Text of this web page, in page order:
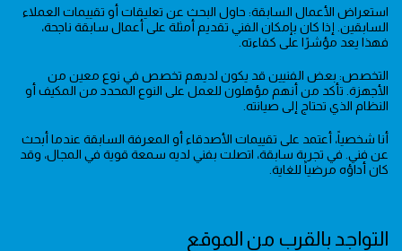
استعراض الأعمال السابقة: حاول البحث عن تعليقات أو تقييمات العملاء
السابقين. إذا كان بإمكان الفني تقديم أمثلة على أعمال سابقة ناجحة،
فهذا يعد مؤشرًا على كفاءته.
التخصص: بعض الفنيين قد يكون لديهم تخصص في نوع معين من
الأجهزة. تأكد من أنهم مؤهلون للعمل على النوع المحدد من المكيف أو
النظام الذي تحتاج إلى صيانته.
أنا شخصياً، أعتمد على تقييمات الأصدقاء أو المعرفة السابقة عندما أبحث
عن فني. في تجربة سابقة، اتصلت بفني لديه سمعة قوية في المجال، وقد
كان أداؤه مرضياً للغاية.
التواجد بالقرب من الموقع